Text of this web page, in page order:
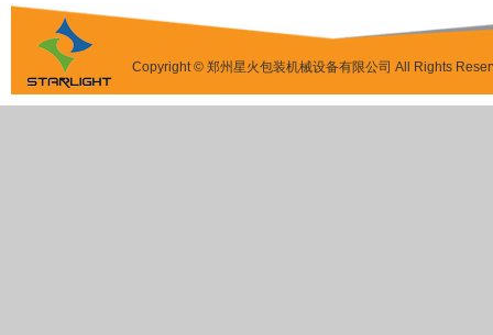
Copyright © 郑州星火包装机械设备有限公司 All Rights